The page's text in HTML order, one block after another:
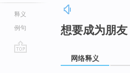
释义
例句
想要成为朋
网络释义